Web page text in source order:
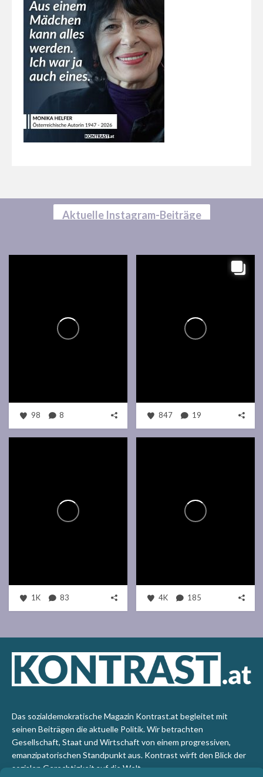
Aktuelle Instagram-Beiträge
98 8 847 19
1K 83 4K 185
Das sozialdemokratische Magazin Kontrast.at begleitet mit
seinen Beiträgen die aktuelle Politik. Wir betrachten
Gesellschaft, Staat und Wirtschaft von einem progressiven,
emanzipatorischen Standpunkt aus. Kontrast wirft den Blick der
sozialen Gerechtigkeit auf die Welt.